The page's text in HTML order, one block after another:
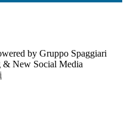
by Gruppo Spaggiari
& New Social Media